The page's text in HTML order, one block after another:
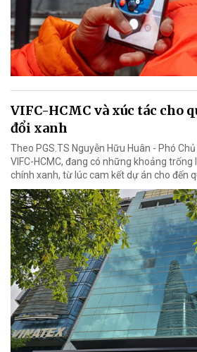
VIFC-HCMC và xúc tác cho
đổi xanh
Theo PGS.TS Nguyễn Hữu Huân - Phó
VIFC-HCMC, đang có những khoảng
chính xanh, từ lúc cam kết dự án cho đến